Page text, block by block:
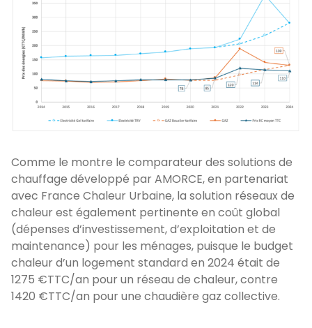
Comme le montre le comparateur des solutions de
chauffage développé par AMORCE, en partenariat
avec France Chaleur Urbaine, la solution réseaux de
chaleur est également pertinente en coût global
(dépenses d’investissement, d’exploitation et de
maintenance) pour les ménages, puisque le budget
chaleur d’un logement standard en 2024 était de
1275 €TTC/an pour un réseau de chaleur, contre
1420 €TTC/an pour une chaudière gaz collective.